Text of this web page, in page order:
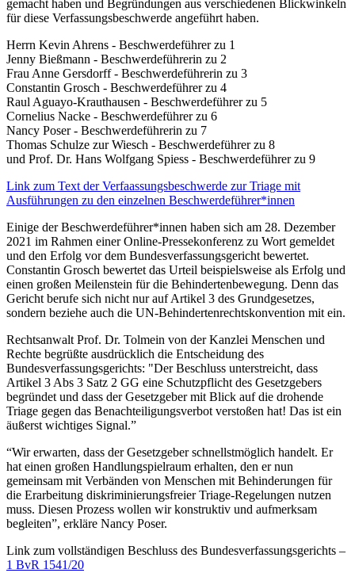
gemacht haben und Begründungen aus verschiedenen Blickwinkeln
für diese Verfassungsbeschwerde angeführt haben.
Herrn Kevin Ahrens - Beschwerdeführer zu 1
Jenny Bießmann - Beschwerdeführerin zu 2
Frau Anne Gersdorff - Beschwerdeführerin zu 3
Constantin Grosch - Beschwerdeführer zu 4
Raul Aguayo-Krauthausen - Beschwerdeführer zu 5
Cornelius Nacke - Beschwerdeführer zu 6
Nancy Poser - Beschwerdeführerin zu 7
Thomas Schulze zur Wiesch - Beschwerdeführer zu 8
und Prof. Dr. Hans Wolfgang Spiess - Beschwerdeführer zu 9
Link zum Text der Verfaassungsbeschwerde zur Triage mit
Ausführungen zu den einzelnen Beschwerdeführer*innen
Einige der Beschwerdeführer*innen haben sich am 28. Dezember
2021 im Rahmen einer Online-Pressekonferenz zu Wort gemeldet
und den Erfolg vor dem Bundesverfassungsgericht bewertet.
Constantin Grosch bewertet das Urteil beispielsweise als Erfolg und
einen großen Meilenstein für die Behindertenbewegung. Denn das
Gericht berufe sich nicht nur auf Artikel 3 des Grundgesetzes,
sondern beziehe auch die UN-Behindertenrechtskonvention mit ein.
Rechtsanwalt Prof. Dr. Tolmein von der Kanzlei Menschen und
Rechte begrüßte ausdrücklich die Entscheidung des
Bundesverfassungsgerichts: "Der Beschluss unterstreicht, dass
Artikel 3 Abs 3 Satz 2 GG eine Schutzpflicht des Gesetzgebers
begründet und dass der Gesetzgeber mit Blick auf die drohende
Triage gegen das Benachteiligungsverbot verstoßen hat! Das ist ein
äußerst wichtiges Signal.”
“Wir erwarten, dass der Gesetzgeber schnellstmöglich handelt. Er
hat einen großen Handlungspielraum erhalten, den er nun
gemeinsam mit Verbänden von Menschen mit Behinderungen für
die Erarbeitung diskriminierungsfreier Triage-Regelungen nutzen
muss. Diesen Prozess wollen wir konstruktiv und aufmerksam
begleiten”, erkläre Nancy Poser.
Link zum vollständigen Beschluss des Bundesverfassungsgerichts –
1 BvR 1541/20